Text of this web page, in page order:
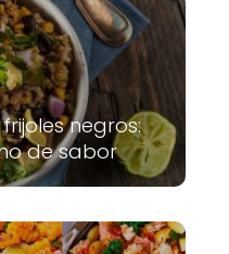
negros:
de sabor